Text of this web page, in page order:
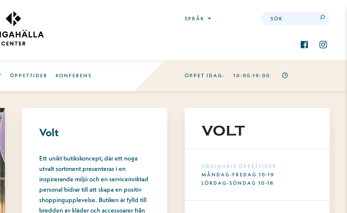
SPRÅK
ÖPPETTIDER KONFERENS ÖPPET IDAG: 10:00-19:00
Volt
Ett unikt butikskoncept, där ett noga
utvalt sortiment presenteras i en
inspirerande miljö och en serviceinriktad
personal bidrar till att skapa en positiv
shoppingupplevelse. Butiken är fylld till
bredden av kläder och accessoarer från
ORDINARIE ÖPPETTIDER
MÅNDAG-FREDAG 10-19
LÖRDAG-SÖNDAG 10-18